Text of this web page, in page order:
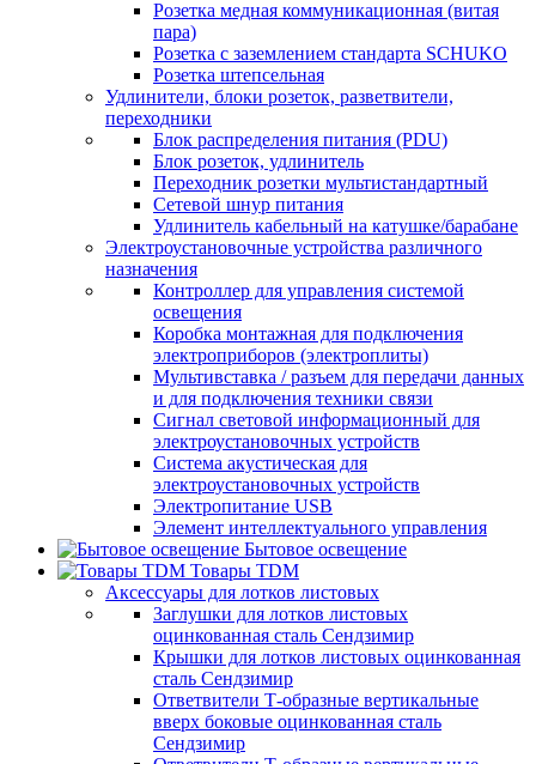
Розетка медная коммуникационная (витая
пара)
Розетка с заземлением стандарта SCHUKO
Розетка штепсельная
Удлинители, блоки розеток, разветвители,
переходники
Блок распределения питания (PDU)
Блок розеток, удлинитель
Переходник розетки мультистандартный
Сетевой шнур питания
Удлинитель кабельный на катушке/барабане
Электроустановочные устройства различного
назначения
Контроллер для управления системой
освещения
Коробка монтажная для подключения
электроприборов (электроплиты)
Мультивставка / разъем для передачи данных
и для подключения техники связи
Сигнал световой информационный для
электроустановочных устройств
Система акустическая для
электроустановочных устройств
Электропитание USB
Элемент интеллектуального управления
Бытовое освещение
Товары TDM
Аксессуары для лотков листовых
Заглушки для лотков листовых
оцинкованная сталь Сендзимир
Крышки для лотков листовых оцинкованная
сталь Сендзимир
Ответвители Т-образные вертикальные
вверх боковые оцинкованная сталь
Сендзимир